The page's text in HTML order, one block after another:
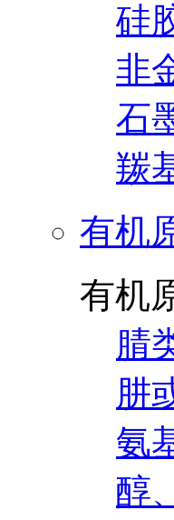
硅
非
石
羰
有机
有机
腈
肼
氨
醇